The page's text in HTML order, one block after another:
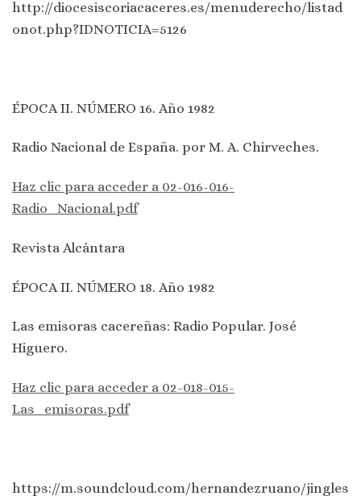
http://diocesiscoriacaceres.es/menuderecho/listad
onot.php?IDNOTICIA=5126
ÉPOCA II. NÚMERO 16. Año 1982
Radio Nacional de España. por M. A. Chirveches.
Haz clic para acceder a 02-016-016-
Radio_Nacional.pdf
Revista Alcántara
ÉPOCA II. NÚMERO 18. Año 1982
Las emisoras cacereñas: Radio Popular. José
Higuero.
Haz clic para acceder a 02-018-015-
Las_emisoras.pdf
https://m.soundcloud.com/hernandezruano/jingles